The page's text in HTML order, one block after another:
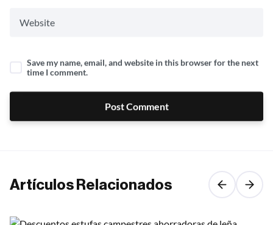
Save my name, email, and website in this browser for the next
time I comment.
Post Comment
Artículos Relacionados